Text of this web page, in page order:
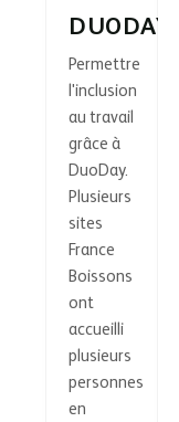
DUODAY
Permettre
l'inclusion
au travail
grâce à
DuoDay.
Plusieurs
sites
France
Boissons
ont
accueilli
plusieurs
personnes
en